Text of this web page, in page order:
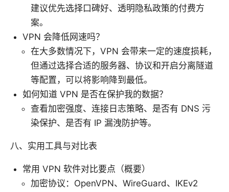
建议优先选择口碑好、透明隐私政策的付费方
案。
VPN 会降低网速吗？
在大多数情况下，VPN 会带来一定的速度损耗，
但通过选择合适的服务器、协议和开启分离隧道
等配置，可以将影响降到最低。
如何知道 VPN 是否在保护我的数据？
查看加密强度、连接日志策略、是否有 DNS 污
染保护、是否有 IP 漏洩防护等。
八、实用工具与对比表
常用 VPN 软件对比要点（概要）
加密协议：OpenVPN、WireGuard、IKEv2